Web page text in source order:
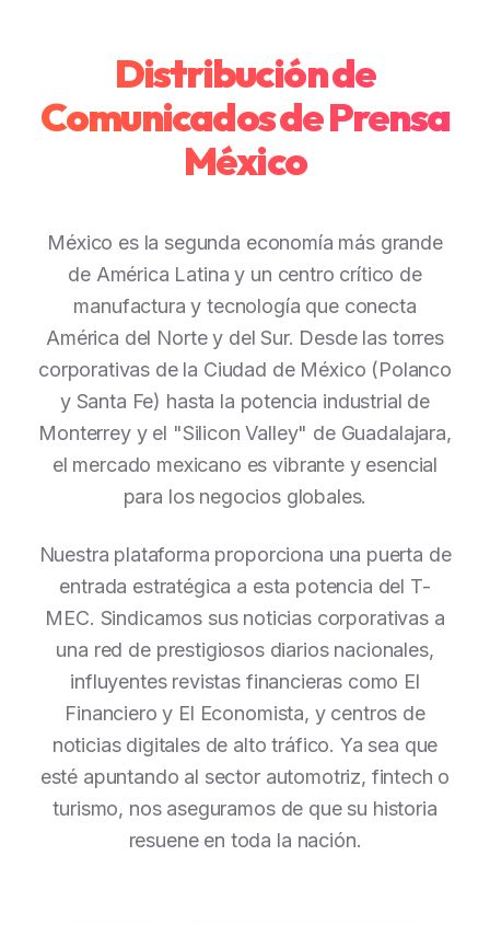
Distribución de
Comunicados de Prensa
México
México es la segunda economía más grande
de América Latina y un centro crítico de
manufactura y tecnología que conecta
América del Norte y del Sur. Desde las torres
corporativas de la Ciudad de México (Polanco
y Santa Fe) hasta la potencia industrial de
Monterrey y el "Silicon Valley" de Guadalajara,
el mercado mexicano es vibrante y esencial
para los negocios globales.
Nuestra plataforma proporciona una puerta de
entrada estratégica a esta potencia del T-
MEC. Sindicamos sus noticias corporativas a
una red de prestigiosos diarios nacionales,
influyentes revistas financieras como El
Financiero y El Economista, y centros de
noticias digitales de alto tráfico. Ya sea que
esté apuntando al sector automotriz, fintech o
turismo, nos aseguramos de que su historia
resuene en toda la nación.